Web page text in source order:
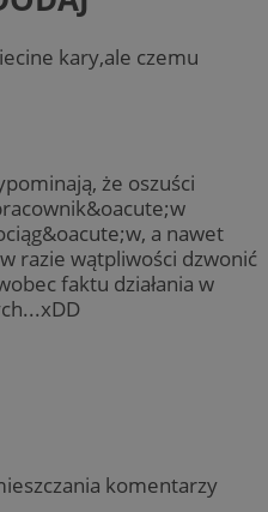
kary,ale czemu
że oszuści
a nawet
razie wątpliwości dzwonić
faktu działania w
komentarzy